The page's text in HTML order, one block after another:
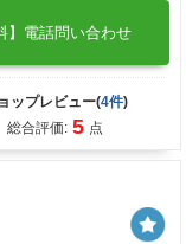
】電話問い合わせ
ップレビュー(4件)
総合評価: 5 点